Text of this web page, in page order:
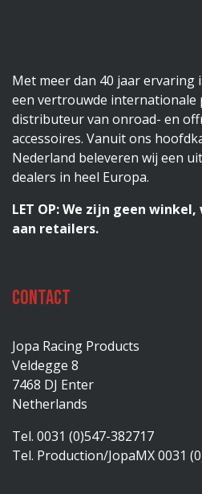
Met meer dan 40 jaar ervaring
een vertrouwde internationale
distributeur van onroad- en
accessoires. Vanuit ons
Nederland beleveren wij een
dealers in heel Europa.
LET OP: We zijn geen
aan retailers.
Contact
Jopa Racing Products
Veldegge 8
7468 DJ Enter
Netherlands
Tel. 0031 (0)547-382717
Tel. Production/JopaMX 0031